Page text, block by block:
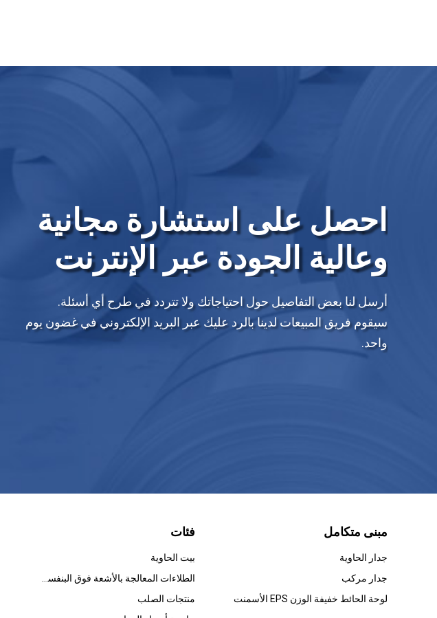
احصل على استشارة مجانية
وعالية الجودة عبر الإنترنت
أرسل لنا بعض التفاصيل حول احتياجاتك ولا تتردد في طرح أي أسئلة.
سيقوم فريق المبيعات لدينا بالرد عليك عبر البريد الإلكتروني في غضون يوم
واحد.
فئات
بيت الحاوية
الطلاءات المعالجة بالأشعة فوق البنفسجية
منتجات الصلب
مبنى متكامل
جدار الحاوية
جدار مركب
لوحة الحائط خفيفة الوزن EPS الأسمنت